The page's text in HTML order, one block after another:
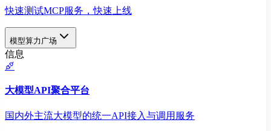
快速测试MCP服务，快速上线
模型算力广场
信息
大模型API聚合平台
国内外主流大模型的统一API接入与调用服务